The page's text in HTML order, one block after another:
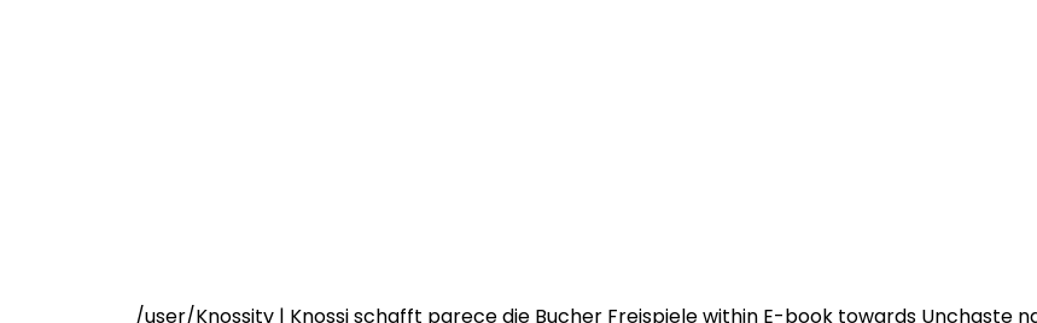
/user/Knossitv | Knossi schafft parece die Bucher Freispiele within E-book towards Unchaste